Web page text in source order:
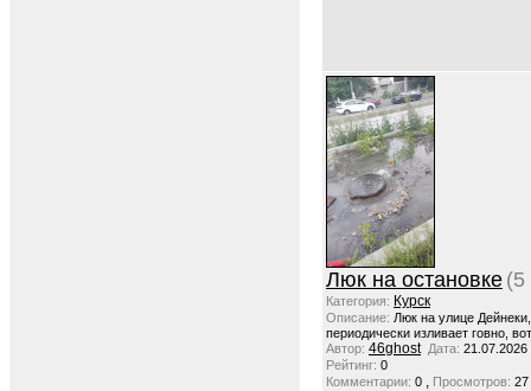
Люк на остановке (5
Категория: Курск
Описание: Люк на улице
периодически изливает говно,
Автор: 46ghost Дата: 21.07.2026
Рейтинг: 0
Комментарии: 0 , Просмотров: 27